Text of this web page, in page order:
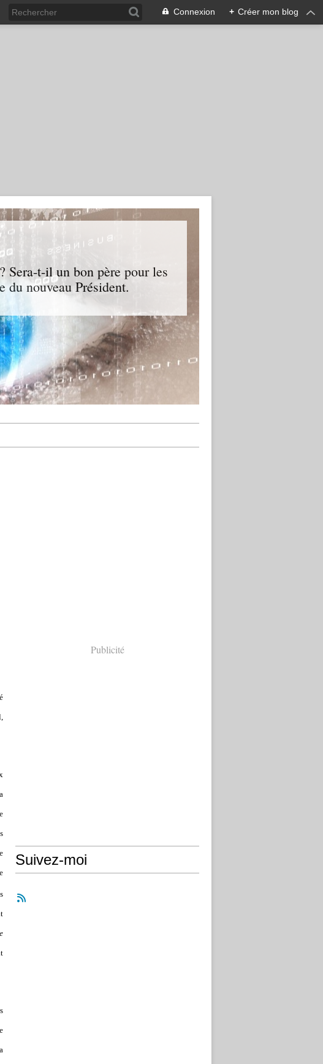
Connexion + Créer mon blog
Sera-t-il un bon père pour les
du nouveau Président.
Publicité
Suivez-moi